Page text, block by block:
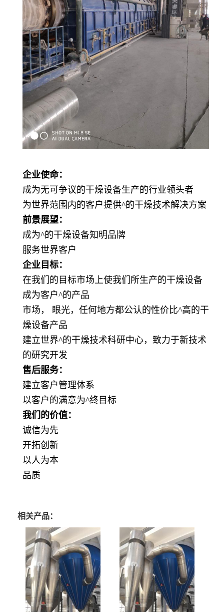
企业使命：
成为无可争议的干燥设备生产的行业领头者
为世界范围内的客户提供^的干燥技术解决方案
前景展望：
成为^的干燥设备知明品牌
服务世界客户
企业目标：
在我们的目标市场上使我们所生产的干燥设备
成为客户^的产品
市场， 眼光，任何地方都公认的性价比^高的干
燥设备产品
建立世界^的干燥技术科研中心，致力于新技术
的研究开发
售后服务：
建立客户管理体系
以客户的满意为^终目标
我们的价值：
诚信为先
开拓创新
以人为本
品质
相关产品：